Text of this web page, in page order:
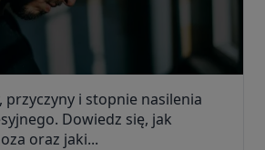
przyczyny i stopnie nasilenia
Dowiedz się, jak
oraz jaki...